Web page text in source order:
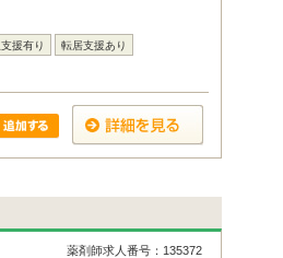
援有り 転居支援あり
薬剤師求人番号：135372